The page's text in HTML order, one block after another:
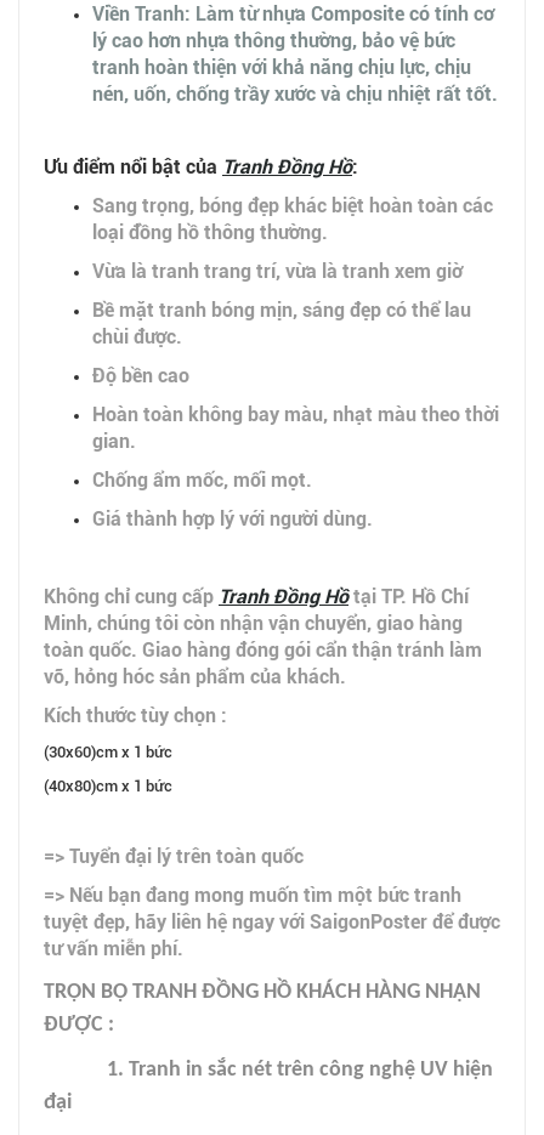
Viền Tranh: Làm từ nhựa Composite có tính cơ
lý cao hơn nhựa thông thường, bảo vệ bức
tranh hoàn thiện với khả năng chịu lực, chịu
nén, uốn, chống trầy xước và chịu nhiệt rất tốt.
Ưu điểm nổi bật của Tranh Đồng Hồ:
Sang trọng, bóng đẹp khác biệt hoàn toàn các
loại đồng hồ thông thường.
Vừa là tranh trang trí, vừa là tranh xem giờ
Bề mặt tranh bóng mịn, sáng đẹp có thể lau
chùi được.
Độ bền cao
Hoàn toàn không bay màu, nhạt màu theo thời
gian.
Chống ẩm mốc, mối mọt.
Giá thành hợp lý với người dùng.
Không chỉ cung cấp Tranh Đồng Hồ tại TP. Hồ Chí
Minh, chúng tôi còn nhận vận chuyển, giao hàng
toàn quốc. Giao hàng đóng gói cẩn thận tránh làm
vỡ, hỏng hóc sản phẩm của khách.
Kích thước tùy chọn :
(30x60)cm x 1 bức
(40x80)cm x 1 bức
=> Tuyển đại lý trên toàn quốc
=> Nếu bạn đang mong muốn tìm một bức tranh
tuyệt đẹp, hãy liên hệ ngay với SaigonPoster để được
tư vấn miễn phí.
TRỌN BỘ TRANH ĐỒNG HỒ KHÁCH HÀNG NHẬN
ĐƯỢC :
1. Tranh in sắc nét trên công nghệ UV hiện
đại